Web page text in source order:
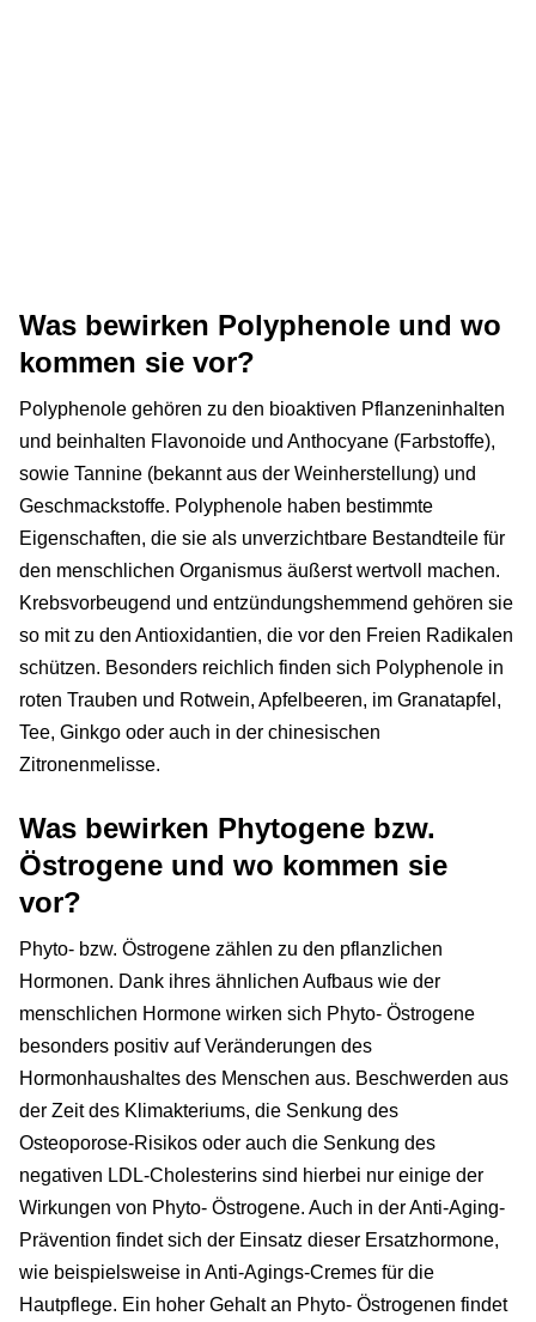
Was bewirken Polyphenole und wo
kommen sie vor?
Polyphenole gehören zu den bioaktiven Pflanzeninhalten
und beinhalten Flavonoide und Anthocyane (Farbstoffe),
sowie Tannine (bekannt aus der Weinherstellung) und
Geschmackstoffe. Polyphenole haben bestimmte
Eigenschaften, die sie als unverzichtbare Bestandteile für
den menschlichen Organismus äußerst wertvoll machen.
Krebsvorbeugend und entzündungshemmend gehören sie
so mit zu den Antioxidantien, die vor den Freien Radikalen
schützen. Besonders reichlich finden sich Polyphenole in
roten Trauben und Rotwein, Apfelbeeren, im Granatapfel,
Tee, Ginkgo oder auch in der chinesischen
Zitronenmelisse.
Was bewirken Phytogene bzw.
Östrogene und wo kommen sie
vor?
Phyto- bzw. Östrogene zählen zu den pflanzlichen
Hormonen. Dank ihres ähnlichen Aufbaus wie der
menschlichen Hormone wirken sich Phyto- Östrogene
besonders positiv auf Veränderungen des
Hormonhaushaltes des Menschen aus. Beschwerden aus
der Zeit des Klimakteriums, die Senkung des
Osteoporose-Risikos oder auch die Senkung des
negativen LDL-Cholesterins sind hierbei nur einige der
Wirkungen von Phyto- Östrogene. Auch in der Anti-Aging-
Prävention findet sich der Einsatz dieser Ersatzhormone,
wie beispielsweise in Anti-Agings-Cremes für die
Hautpflege. Ein hoher Gehalt an Phyto- Östrogenen findet